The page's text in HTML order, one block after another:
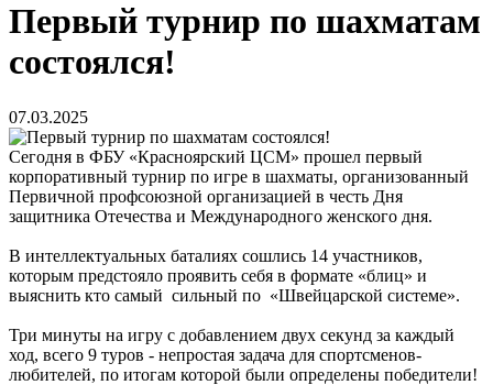
Первый турнир по шахматам
состоялся!
07.03.2025
Сегодня в ФБУ «Красноярский ЦСМ» прошел первый
корпоративный турнир по игре в шахматы, организованный
Первичной профсоюзной организацией в честь Дня
защитника Отечества и Международного женского дня.
В интеллектуальных баталиях сошлись 14 участников,
которым предстояло проявить себя в формате «блиц» и
выяснить кто самый сильный по «Швейцарской системе».
Три минуты на игру с добавлением двух секунд за каждый
ход, всего 9 туров - непростая задача для спортсменов-
любителей, по итогам которой были определены победители!